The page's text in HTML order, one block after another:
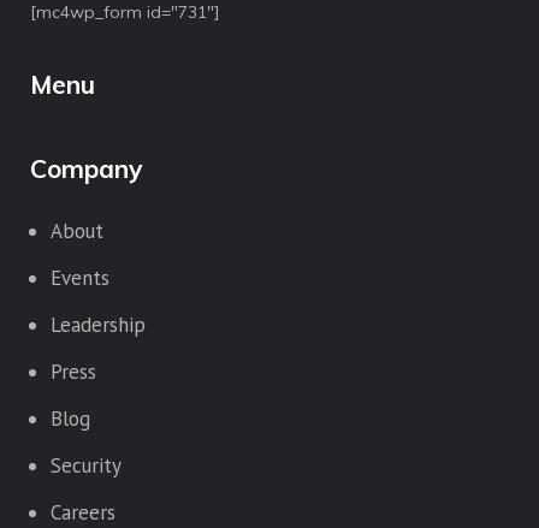
[mc4wp_form id="731"]
Menu
Company
About
Events
Leadership
Press
Blog
Security
Careers